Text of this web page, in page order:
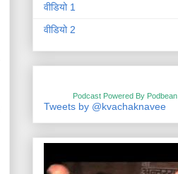
वीडियो 1
वीडियो 2
Podcast Powered By Podbean
Tweets by @kvachaknavee